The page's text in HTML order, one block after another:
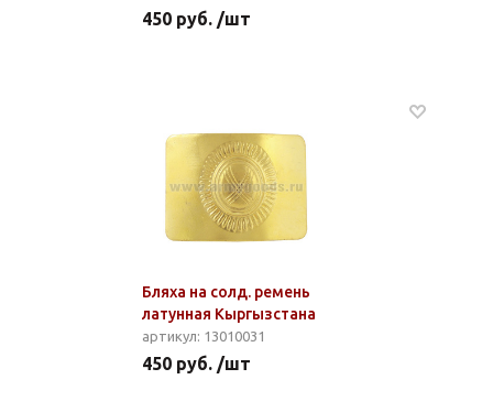
450 руб. /шт
Бляха на солд. ремень
латунная Кыргызстана
артикул: 13010031
450 руб. /шт